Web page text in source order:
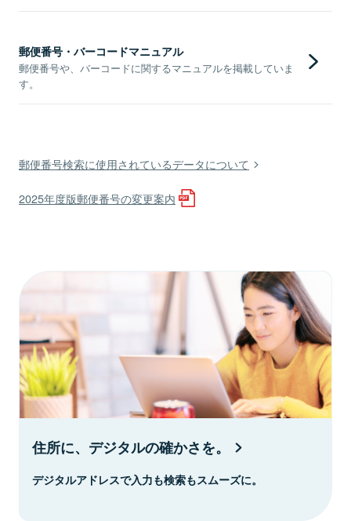
郵便番号・バーコードマニュアル
郵便番号や、バーコードに関するマニュアルを掲載していま
す。
郵便番号検索に使用されているデータについて
2025年度版郵便番号の変更案内
住所に、デジタルの確かさを。
デジタルアドレスで入力も検索もスムーズに。